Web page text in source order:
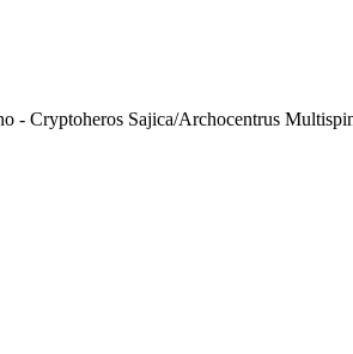
- Cryptoheros Sajica/Archocentrus